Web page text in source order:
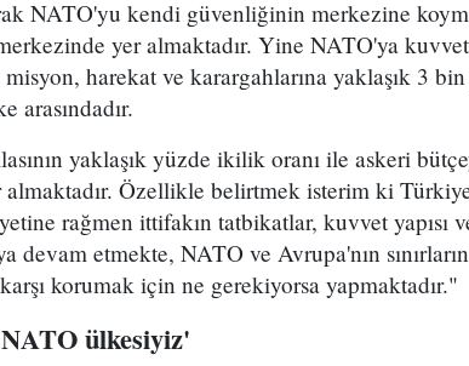
NATO'yu kendi güvenliğinin merkezine
yer almaktadır. Yine NATO'ya kuvvet
harekat ve karargahlarına yaklaşık 3
arasındadır.
yaklaşık yüzde ikilik oranı ile askeri
almaktadır. Özellikle belirtmek isterim ki
rağmen ittifakın tatbikatlar, kuvvet yapısı
devam etmekte, NATO ve Avrupa'nın
korumak için ne gerekiyorsa yapmaktadır."
ülkesiyiz'